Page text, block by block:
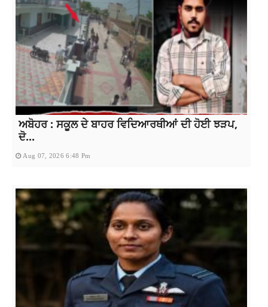
ਅਬੋਹਰ : ਸਕੂਲ ਦੇ ਬਾਹਰ ਵਿਦਿਆਰਥੀਆਂ ਦੀ ਹੋਈ ਝੜਪ,
ਦੋ...
Aug 07, 2026 6:48 Pm